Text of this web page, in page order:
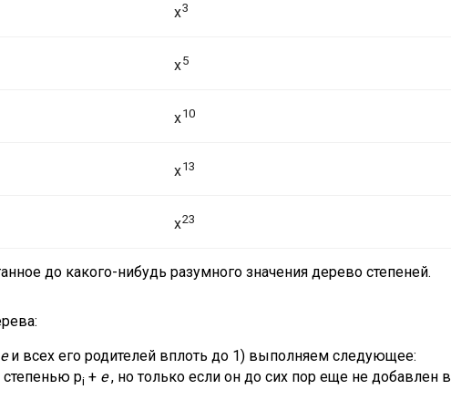
x3
x5
x10
x13
x23
до какого-нибудь разумного значения дерево степеней.
eи всех его родителей вплоть до 1) выполняем следующее:
pi + e, но только если он до сих пор еще не добавлен в